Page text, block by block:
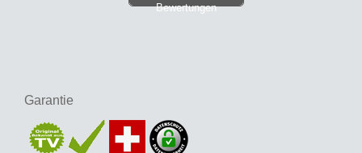
Bewertungen
Garantie